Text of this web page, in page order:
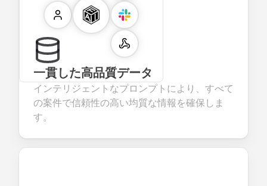
一貫した高品質データ
インテリジェントなプロンプトにより、すべて
の案件で信頼性の高い均質な情報を確保しま
す。